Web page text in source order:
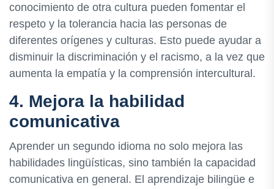
conocimiento de otra cultura pueden fomentar el
respeto y la tolerancia hacia las personas de
diferentes orígenes y culturas. Esto puede ayudar a
disminuir la discriminación y el racismo, a la vez que
aumenta la empatía y la comprensión intercultural.
4. Mejora la habilidad
comunicativa
Aprender un segundo idioma no solo mejora las
habilidades lingüísticas, sino también la capacidad
comunicativa en general. El aprendizaje bilingüe e